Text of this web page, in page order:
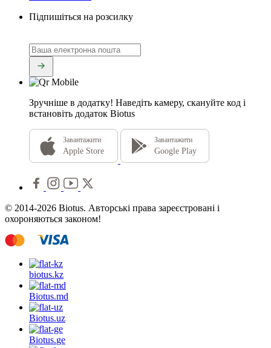
Підпишіться на розсилку
Зручніше в додатку! Наведіть камеру, скануйте код і
встановіть додаток Biotus
Завантажити
Apple Store
Завантажити
Google Play
© 2014-2026 Biotus. Авторські права зареєстровані і
охороняються законом!
biotus.kz
Biotus.md
Biotus.uz
Biotus.ge